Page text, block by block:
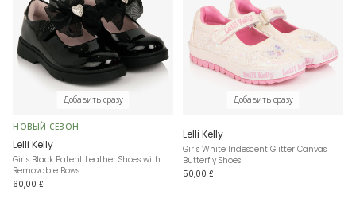
Добавить сразу
НОВЫЙ СЕЗОН
Lelli Kelly
Girls Black Patent Leather Shoes with
Removable Bows
60,00 £
Добавить сразу
Lelli Kelly
Girls White Iridescent Glitter Canvas
Butterfly Shoes
50,00 £